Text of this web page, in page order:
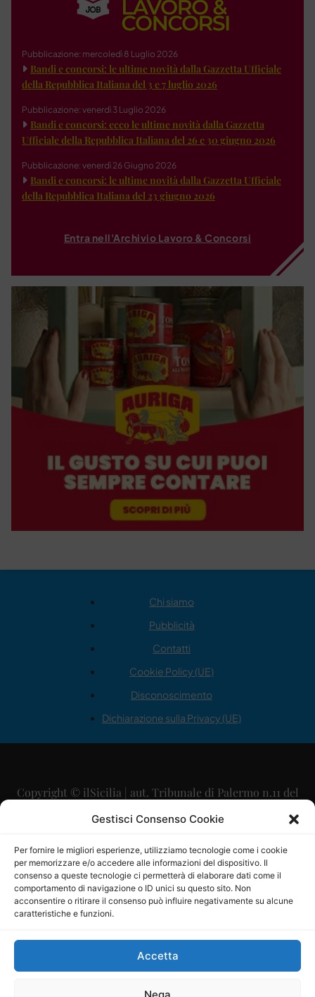
Gestisci Consenso Cookie
Per fornire le migliori esperienze, utilizziamo tecnologie come i cookie
per memorizzare e/o accedere alle informazioni del dispositivo. Il
consenso a queste tecnologie ci permetterà di elaborare dati come il
comportamento di navigazione o ID unici su questo sito. Non
acconsentire o ritirare il consenso può influire negativamente su alcune
caratteristiche e funzioni.
Accetta
Pubblicazione: mercoledì 8 Luglio 2026
Bandi e concorsi: le ultime novità dalla Gazzetta Ufficiale
della Repubblica Italiana del 3 e 7 luglio 2026
Pubblicazione: venerdì 3 Luglio 2026
Bandi e concorsi: ecco le ultime novità dalla Gazzetta
Ufficiale della Repubblica Italiana del 26 e 30 giugno 2026
Pubblicazione: venerdì 26 Giugno 2026
Bandi e concorsi: le ultime novità dalla Gazzetta Ufficiale
della Repubblica Italiana del 23 giugno 2026
Entra nell'Archivio Lavoro & Concorsi
Chi siamo
Pubblicità
Contatti
Cookie Policy (UE)
Disconoscimento
Dichiarazione sulla Privacy (UE)
Copyright © ilSicilia | aut. Tribunale di Palermo n.11 del
29/09/2015
Direttore Editoriale: Maurizio Scaglione
Direttore Responsabile: Maria Calabrese
P.IVA: 06334930820
Mercurio Comunicazione Società Cooperativa a r.l. è
iscritta al Registro degli Operatori di Comunicazione al